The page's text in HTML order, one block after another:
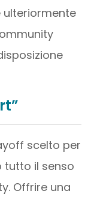
ulteriormente
scelto per
tutto il senso
Offrire una